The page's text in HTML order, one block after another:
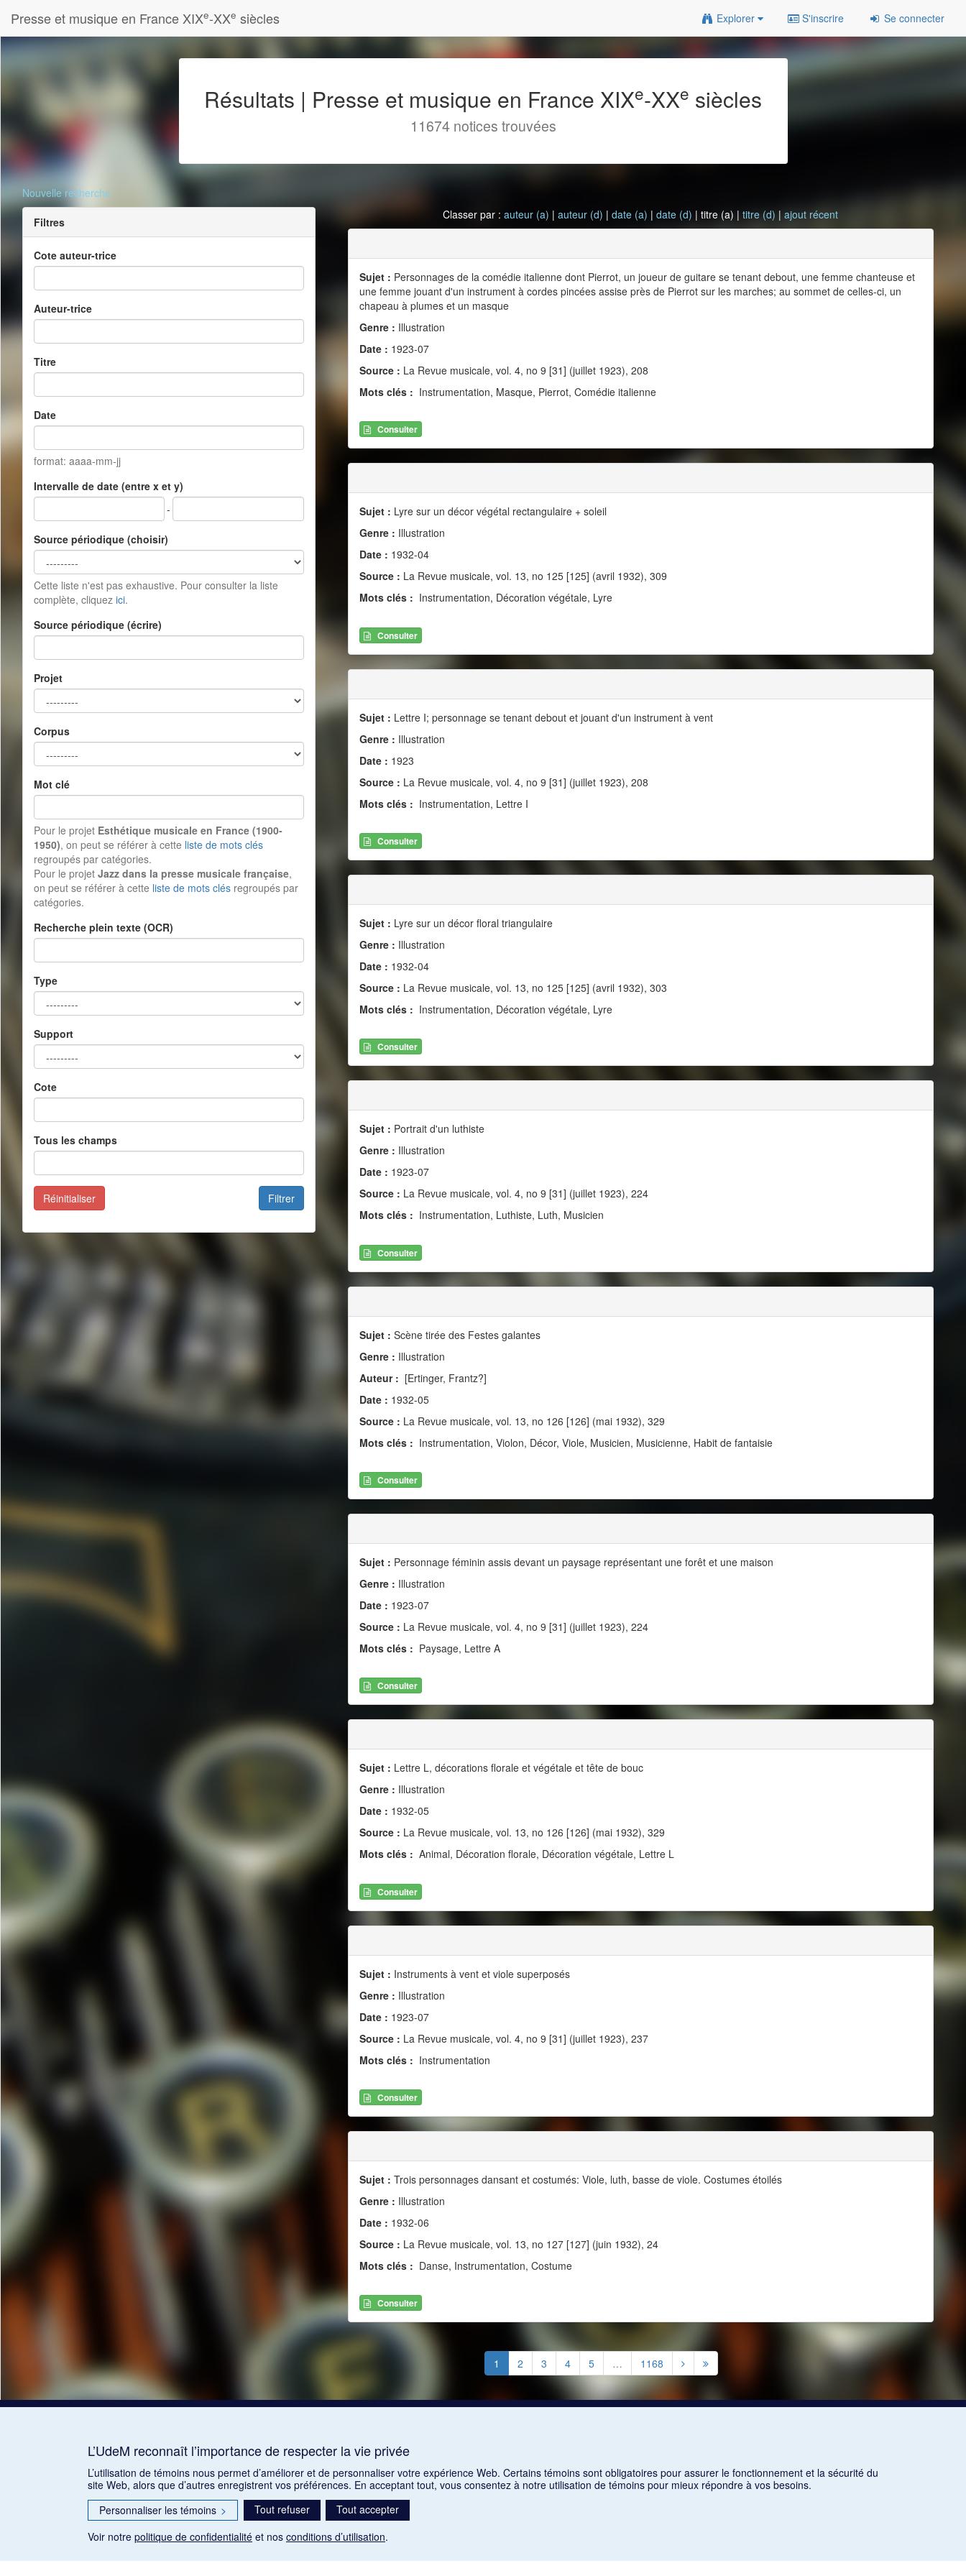
Presse et musique en France XIXe-XXe siècles Explorer S'inscrire Se connecter
Résultats | Presse et musique en France XIXe-XXe siècles
11674 notices trouvées
Nouvelle recherche
Filtres
Cote auteur-trice
Auteur-trice
Titre
Date
format: aaaa-mm-jj
Intervalle de date (entre x et y)
-
Source périodique (choisir)
Cette liste n'est pas exhaustive. Pour consulter la liste
complète, cliquez ici.
Source périodique (écrire)
Projet
Corpus
Mot clé
Pour le projet Esthétique musicale en France (1900-
1950), on peut se référer à cette liste de mots clés
regroupés par catégories.
Pour le projet Jazz dans la presse musicale française,
on peut se référer à cette liste de mots clés regroupés par
catégories.
Recherche plein texte (OCR)
Type
Support
Cote
Tous les champs
Filtrer
Réinitialiser
Classer par :auteur (a) |auteur (d) |date (a) |date (d) | titre (a) |titre (d) |ajout récent
Sujet : Personnages de la comédie italienne dont Pierrot, un joueur de guitare se tenant debout, une femme chanteuse et
une femme jouant d'un instrument à cordes pincées assise près de Pierrot sur les marches; au sommet de celles-ci, un
chapeau à plumes et un masque
Genre : Illustration
Date : 1923-07
Source : La Revue musicale, vol. 4, no 9 [31] (juillet 1923), 208
Mots clés : Instrumentation, Masque, Pierrot, Comédie italienne
Consulter
Sujet : Lyre sur un décor végétal rectangulaire + soleil
Genre : Illustration
Date : 1932-04
Source : La Revue musicale, vol. 13, no 125 [125] (avril 1932), 309
Mots clés : Instrumentation, Décoration végétale, Lyre
Consulter
Sujet : Lettre I; personnage se tenant debout et jouant d'un instrument à vent
Genre : Illustration
Date : 1923
Source : La Revue musicale, vol. 4, no 9 [31] (juillet 1923), 208
Mots clés : Instrumentation, Lettre I
Consulter
Sujet : Lyre sur un décor floral triangulaire
Genre : Illustration
Date : 1932-04
Source : La Revue musicale, vol. 13, no 125 [125] (avril 1932), 303
Mots clés : Instrumentation, Décoration végétale, Lyre
Consulter
Sujet : Portrait d'un luthiste
Genre : Illustration
Date : 1923-07
Source : La Revue musicale, vol. 4, no 9 [31] (juillet 1923), 224
Mots clés : Instrumentation, Luthiste, Luth, Musicien
Consulter
Sujet : Scène tirée des Festes galantes
Genre : Illustration
Auteur : [Ertinger, Frantz?]
Date : 1932-05
Source : La Revue musicale, vol. 13, no 126 [126] (mai 1932), 329
Mots clés : Instrumentation, Violon, Décor, Viole, Musicien, Musicienne, Habit de fantaisie
Consulter
Sujet : Personnage féminin assis devant un paysage représentant une forêt et une maison
Genre : Illustration
Date : 1923-07
Source : La Revue musicale, vol. 4, no 9 [31] (juillet 1923), 224
Mots clés : Paysage, Lettre A
Consulter
Sujet : Lettre L, décorations florale et végétale et tête de bouc
Genre : Illustration
Date : 1932-05
Source : La Revue musicale, vol. 13, no 126 [126] (mai 1932), 329
Mots clés : Animal, Décoration florale, Décoration végétale, Lettre L
Consulter
Sujet : Instruments à vent et viole superposés
Genre : Illustration
Date : 1923-07
Source : La Revue musicale, vol. 4, no 9 [31] (juillet 1923), 237
Mots clés : Instrumentation
Consulter
Sujet : Trois personnages dansant et costumés: Viole, luth, basse de viole. Costumes étoilés
Genre : Illustration
Date : 1932-06
Source : La Revue musicale, vol. 13, no 127 [127] (juin 1932), 24
Mots clés : Danse, Instrumentation, Costume
Consulter
1 2 3 4 5 … 1168
L’UdeM reconnaît l’importance de respecter la vie privée
L’utilisation de témoins nous permet d’améliorer et de personnaliser votre expérience Web. Certains témoins sont obligatoires pour assurer le fonctionnement et la sécurité du
site Web, alors que d’autres enregistrent vos préférences. En acceptant tout, vous consentez à notre utilisation de témoins pour mieux répondre à vos besoins.
Personnaliser les témoins > Tout refuser
Tout accepter
Voir notre politique de confidentialité et nos conditions d’utilisation.